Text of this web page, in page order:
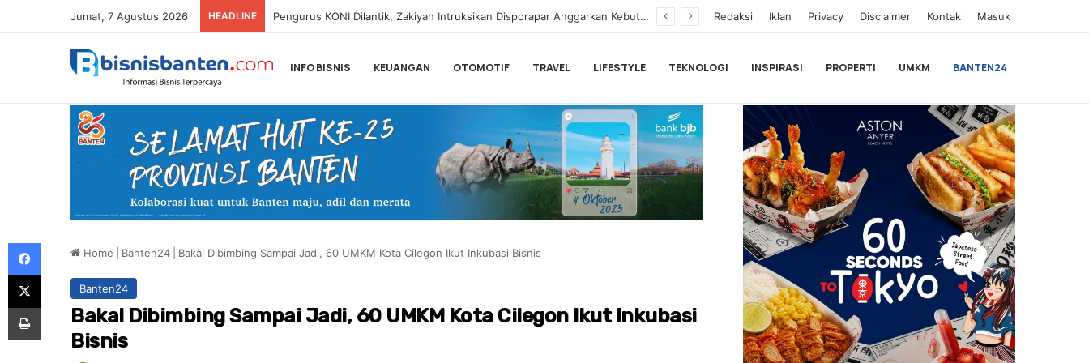
Jumat, 7 Agustus 2026 HEADLINE Samsung Galaxy Z Flip8 Hadir dengan Desain Lebih Tipis dan Fitur AI Canggih Redaksi Iklan Privacy Disclaimer Kontak Masuk
INFO BISNIS KEUANGAN OTOMOTIF TRAVEL LIFESTYLE TEKNOLOGI INSPIRASI PROPERTI UMKM BANTEN24
Home Banten24 Bakal Dibimbing Sampai Jadi, 60 UMKM Kota Cilegon Ikut Inkubasi Bisnis
Banten24
Bakal Dibimbing Sampai Jadi, 60 UMKM Kota Cilegon Ikut Inkubasi
Bisnis